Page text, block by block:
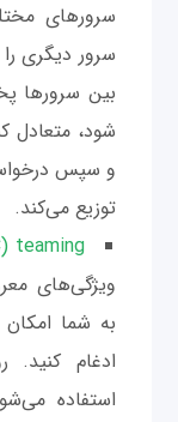
سرورهای
سرور دیگری را
بین سرورها
شود، متعادل
و سپس
توزیع می‌کند.
teaming
ویژگی‌های
به شما
ادغام کنید.
استفاده